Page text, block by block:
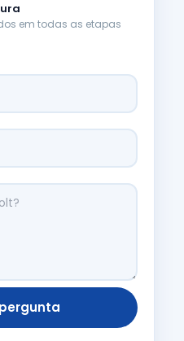
em todas as etapas